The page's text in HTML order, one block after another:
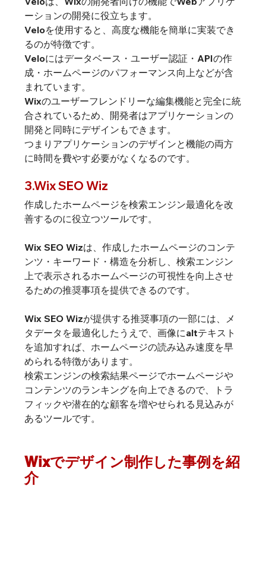
ーションの開発に役立ちます。
Veloを使用すると、高度な機能を簡単に実装でき
るのが特徴です。
Veloにはデータベース・ユーザー認証・APIの作
成・ホームページのパフォーマンス向上などが含
まれています。
Wixのユーザーフレンドリーな編集機能と完全に統
合されているため、開発者はアプリケーションの
開発と同時にデザインもできます。
つまりアプリケーションのデザインと機能の両方
に時間を費やす必要がなくなるのです。
3.Wix SEO Wiz
作成したホームページを検索エンジン最適化を改
善するのに役立つツールです。
Wix SEO Wizは、作成したホームページのコンテ
ンツ・キーワード・構造を分析し、検索エンジン
上で表示されるホームページの可視性を向上させ
るための推奨事項を提供できるのです。
Wix SEO Wizが提供する推奨事項の一部には、メ
タデータを最適化したうえで、画像にaltテキスト
を追加すれば、ホームページの読み込み速度を早
められる特徴があります。
検索エンジンの検索結果ページでホームページや
コンテンツのランキングを向上できるので、トラ
フィックや潜在的な顧客を増やせられる見込みが
あるツールです。
Wixでデザイン制作した事例を紹
介